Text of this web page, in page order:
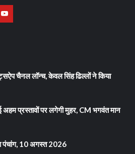
चैनल लॉन्च, केवल सिंह ढिल्लों ने किया
प्रस्तावों पर लगेगी मुहर, CM भगवंत मान
10 अगस्त 2026